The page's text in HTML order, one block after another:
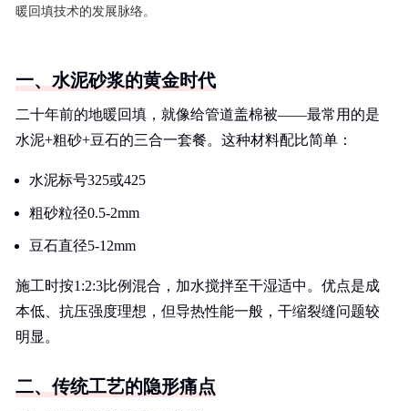
暖回填技术的发展脉络。
一、水泥砂浆的黄金时代
二十年前的地暖回填，就像给管道盖棉被——最常用的是
水泥+粗砂+豆石的三合一套餐。这种材料配比简单：
水泥标号325或425
粗砂粒径0.5-2mm
豆石直径5-12mm
施工时按1:2:3比例混合，加水搅拌至干湿适中。优点是成
本低、抗压强度理想，但导热性能一般，干缩裂缝问题较
明显。
二、传统工艺的隐形痛点